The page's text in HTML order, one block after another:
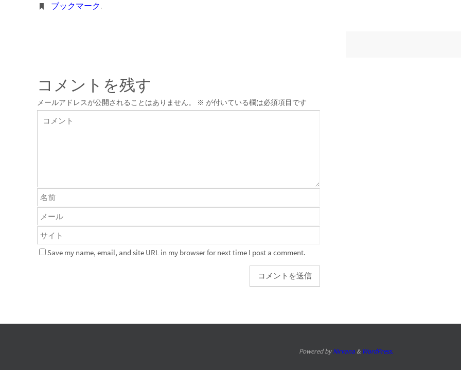
ブックマーク.
コメントを残す
メールアドレスが公開されることはありません。 ※ が付いている欄は必須項目です
Save my name, email, and site URL in my browser for next time I post a comment.
Powered byNirvana& WordPress.